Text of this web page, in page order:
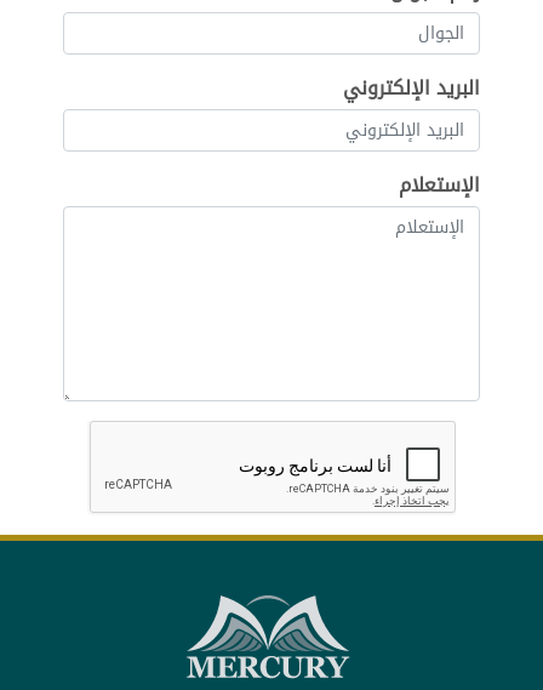
البريد الإلكتروني
الإستعلام